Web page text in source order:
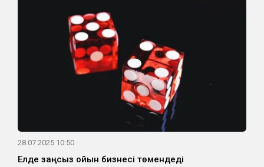
28.07.2025 10:50
Елде заңсыз ойын бизнесі төмендеді